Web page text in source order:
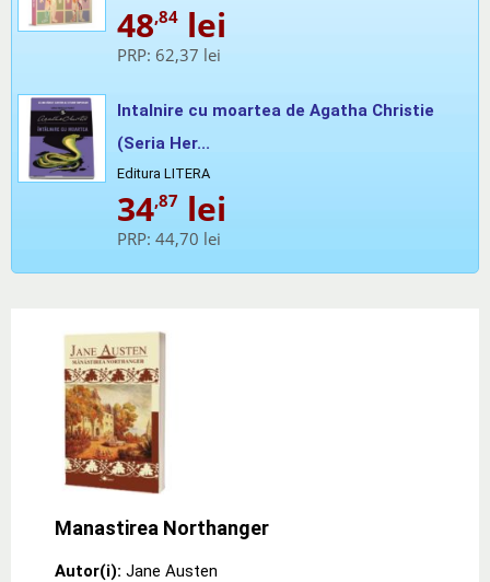
48,84 lei
PRP: 62,37 lei
Intalnire cu moartea de Agatha Christie
(Seria Her...
Editura LITERA
34,87 lei
PRP: 44,70 lei
Manastirea Northanger
Autor(i): Jane Austen